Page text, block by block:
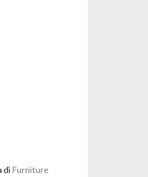
di Furniture